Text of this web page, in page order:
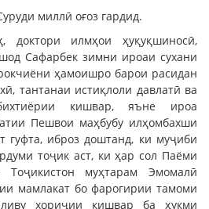
миллӣ оғоз гардид.
доктори илмҳои ҳуқуқшиносӣ,
Сафарбек зимни ироаи сухани
ҳамоишро барои расидан
тантанаи истиқлоли давлатӣ ва
кишвар, яъне ироа
Пешвои маҳбубу илҳомбахши
гуфта, иброз доштанд, ки муҷиби
тоҷик аст, ки ҳар сол Паёми
Тоҷикистон муҳтарам Эмомалӣ
мамлакат бо фарогирии тамоми
хориҷии кишвар ба ҳукми